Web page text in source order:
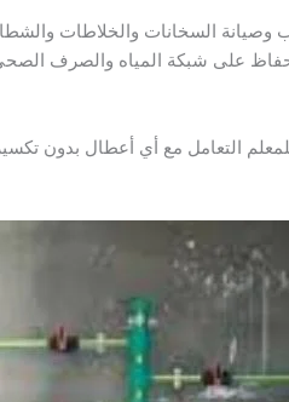
وصيانة السخانات والخلاطات
على شبكة المياه والصرف
التعامل مع أي أعطال بدون